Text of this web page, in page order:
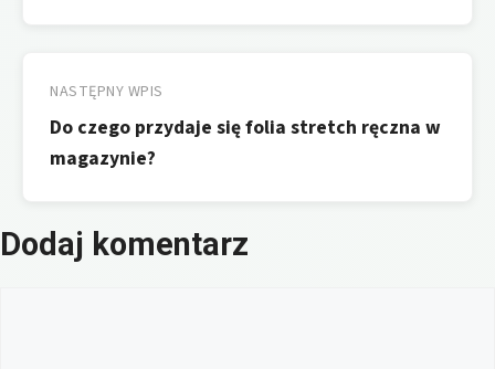
NASTĘPNY WPIS
Do czego przydaje się folia stretch ręczna w
magazynie?
Dodaj komentarz